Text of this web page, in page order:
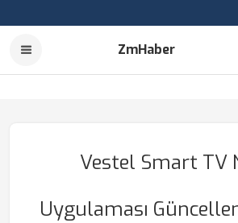
ZmHaber
Vestel Smart TV
Uygulaması